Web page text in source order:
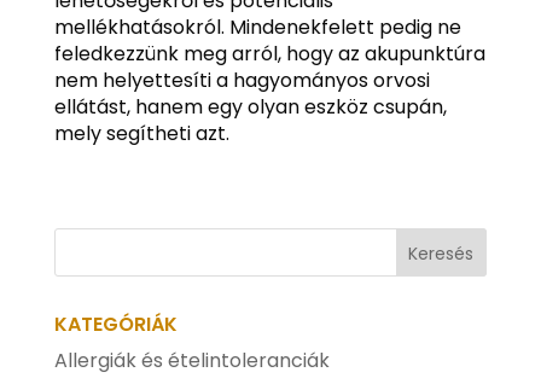
mellékhatásokról. Mindenekfelett pedig ne
feledkezzünk meg arról, hogy az akupunktúra
nem helyettesíti a hagyományos orvosi
ellátást, hanem egy olyan eszköz csupán,
mely segítheti azt.
KATEGÓRIÁK
Allergiák és ételintoleranciák